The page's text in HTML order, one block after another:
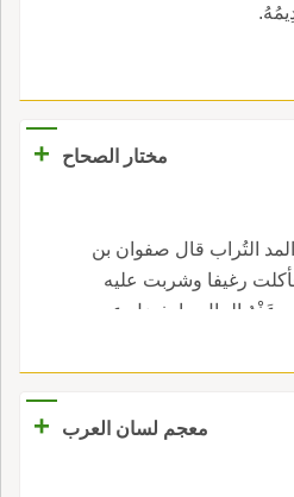
مختار الصحاح
+
التُراب قال صفوان بن
رغيفا وشربت عليه
و عَفْوُ المال ما يفضل عن
{ويسألونك ما يُنفقون
تعالى {خذ العفو} أي خذ
يعني أعطاه بغير مسألة
معك أي دعني منه و
معجم لسان العرب +